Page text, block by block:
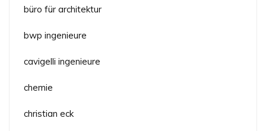
büro für architektur
bwp ingenieure
cavigelli ingenieure
chemie
christian eck